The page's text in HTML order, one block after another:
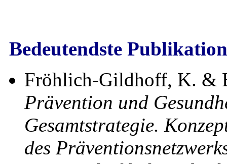
Bedeutendste
Fröhlich-Gildhoff, K. &
Prävention und
Gesamtstrategie.
des